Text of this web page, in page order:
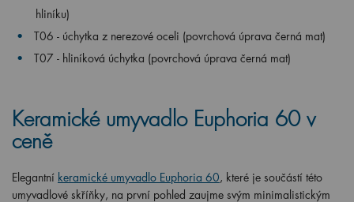
hliníku)
T06 - úchytka z nerezové oceli (povrchová úprava černá mat)
T07 - hliníková úchytka (povrchová úprava černá mat)
Keramické umyvadlo Euphoria 60 v
ceně
Elegantní keramické umyvadlo Euphoria 60, které je součástí této
umyvadlové skříňky, na první pohled zaujme svým minimalistickým